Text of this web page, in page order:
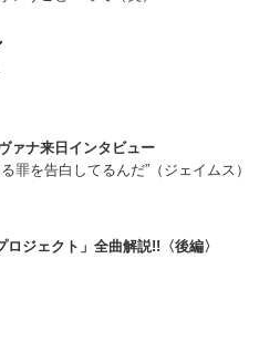
ァナ来日インタビュー
罪を告白してるんだ”（ジェイムス）
ロジェクト」全曲解説!!〈後編〉